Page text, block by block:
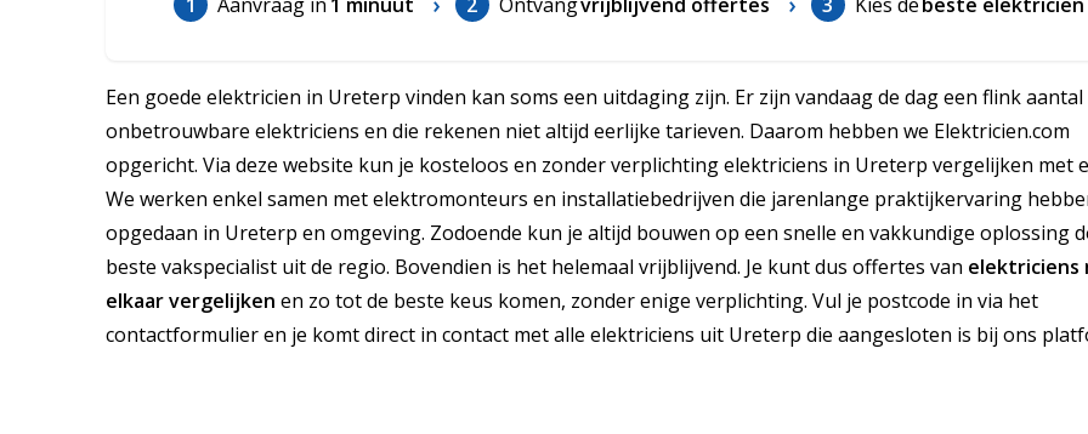
Een goede elektricien in Ureterp vinden kan soms een uitdaging zijn. Er zijn vandaag de dag een flink aantal
onbetrouwbare elektriciens en die rekenen niet altijd eerlijke tarieven. Daarom hebben we Elektricien.com
opgericht. Via deze website kun je kosteloos en zonder verplichting elektriciens in Ureterp vergelijken met
We werken enkel samen met elektromonteurs en installatiebedrijven die jarenlange praktijkervaring
opgedaan in Ureterp en omgeving. Zodoende kun je altijd bouwen op een snelle en vakkundige oplossing
beste vakspecialist uit de regio. Bovendien is het helemaal vrijblijvend. Je kunt dus offertes van elektriciens
elkaar vergelijken en zo tot de beste keus komen, zonder enige verplichting. Vul je postcode in via het
contactformulier en je komt direct in contact met alle elektriciens uit Ureterp die aangesloten is bij ons